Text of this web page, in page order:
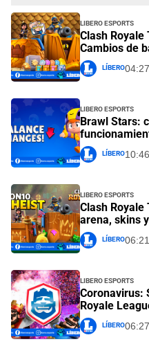
Libero Esports
Clash Royale
Cambios de
Líbero
Libero Esports
Brawl Stars:
Líbero
Libero Esports
Clash Royale
arena, skins
Líbero
Libero Esports
Coronavirus:
Royale
Líbero